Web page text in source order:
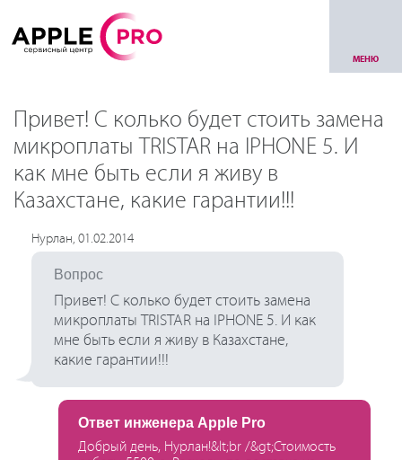
МЕНЮ
Привет! С колько будет стоить замена
микроплаты TRISTAR на IPHONE 5. И
как мне быть если я живу в
Казахстане, какие гарантии!!!
Нурлан, 01.02.2014
Вопрос
Привет! С колько будет стоить замена
микроплаты TRISTAR на IPHONE 5. И как
мне быть если я живу в Казахстане,
какие гарантии!!!
Ответ инженера Apple Pro
Добрый день, Нурлан!&lt;br /&gt;Стоимость